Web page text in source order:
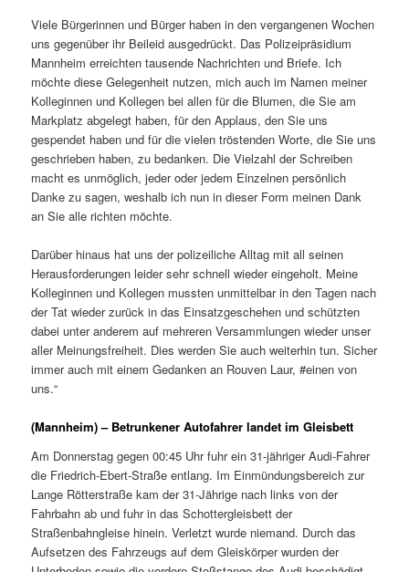
Viele Bürgerinnen und Bürger haben in den vergangenen Wochen
uns gegenüber ihr Beileid ausgedrückt. Das Polizeipräsidium
Mannheim erreichten tausende Nachrichten und Briefe. Ich
möchte diese Gelegenheit nutzen, mich auch im Namen meiner
Kolleginnen und Kollegen bei allen für die Blumen, die Sie am
Markplatz abgelegt haben, für den Applaus, den Sie uns
gespendet haben und für die vielen tröstenden Worte, die Sie uns
geschrieben haben, zu bedanken. Die Vielzahl der Schreiben
macht es unmöglich, jeder oder jedem Einzelnen persönlich
Danke zu sagen, weshalb ich nun in dieser Form meinen Dank
an Sie alle richten möchte.
Darüber hinaus hat uns der polizeiliche Alltag mit all seinen
Herausforderungen leider sehr schnell wieder eingeholt. Meine
Kolleginnen und Kollegen mussten unmittelbar in den Tagen nach
der Tat wieder zurück in das Einsatzgeschehen und schützten
dabei unter anderem auf mehreren Versammlungen wieder unser
aller Meinungsfreiheit. Dies werden Sie auch weiterhin tun. Sicher
immer auch mit einem Gedanken an Rouven Laur, #einen von
uns.“
(Mannheim) – Betrunkener Autofahrer landet im Gleisbett
Am Donnerstag gegen 00:45 Uhr fuhr ein 31-jähriger Audi-Fahrer
die Friedrich-Ebert-Straße entlang. Im Einmündungsbereich zur
Lange Rötterstraße kam der 31-Jährige nach links von der
Fahrbahn ab und fuhr in das Schottergleisbett der
Straßenbahngleise hinein. Verletzt wurde niemand. Durch das
Aufsetzen des Fahrzeugs auf dem Gleiskörper wurden der